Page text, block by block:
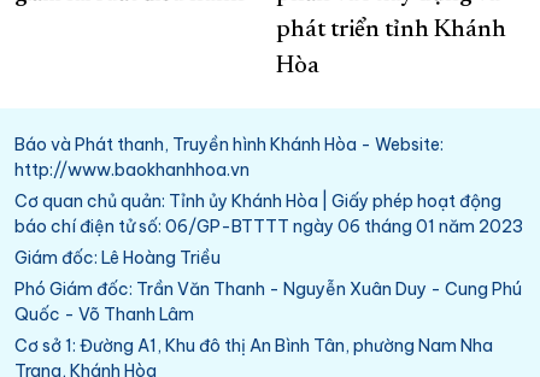
phát triển tỉnh Khánh
Hòa
Báo và Phát thanh, Truyền hình Khánh Hòa - Website:
http://www.baokhanhhoa.vn
Cơ quan chủ quản: Tỉnh ủy Khánh Hòa | Giấy phép hoạt động
báo chí điện tử số: 06/GP-BTTTT ngày 06 tháng 01 năm 2023
Giám đốc: Lê Hoàng Triều
Phó Giám đốc: Trần Văn Thanh - Nguyễn Xuân Duy - Cung Phú
Quốc - Võ Thanh Lâm
Cơ sở 1: Đường A1, Khu đô thị An Bình Tân, phường Nam Nha
Trang, Khánh Hòa